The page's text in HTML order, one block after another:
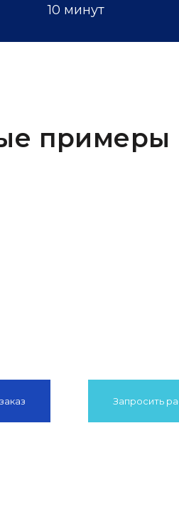
10 минут
примеры
Запросить